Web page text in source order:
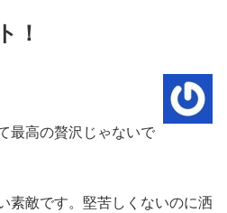
！
最高の贅沢じゃないで
素敵です。堅苦しくないのに洒